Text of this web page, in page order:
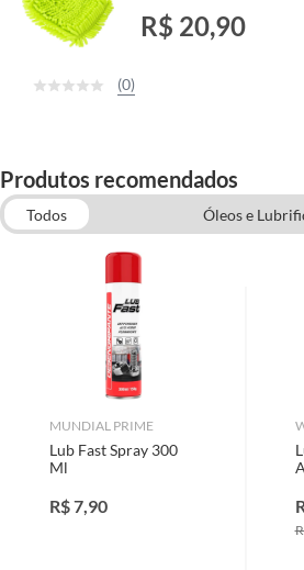
R$ 20,90
(0)
Produtos recomendados
Todos
Óleos e
MUNDIAL PRIME
Lub Fast Spray 300
Ml
R$7,90